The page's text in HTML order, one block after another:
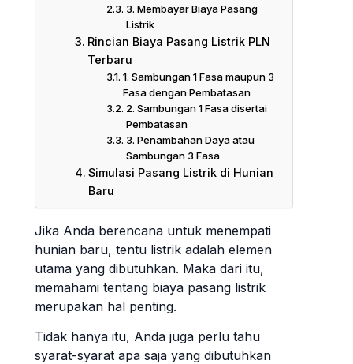
3. Membayar Biaya Pasang
Listrik
Rincian Biaya Pasang Listrik PLN
Terbaru
1. Sambungan 1 Fasa maupun 3
Fasa dengan Pembatasan
2. Sambungan 1 Fasa disertai
Pembatasan
3. Penambahan Daya atau
Sambungan 3 Fasa
Simulasi Pasang Listrik di Hunian
Baru
Jika Anda berencana untuk menempati
hunian baru, tentu listrik adalah elemen
utama yang dibutuhkan. Maka dari itu,
memahami tentang biaya pasang listrik
merupakan hal penting.
Tidak hanya itu, Anda juga perlu tahu
syarat-syarat apa saja yang dibutuhkan